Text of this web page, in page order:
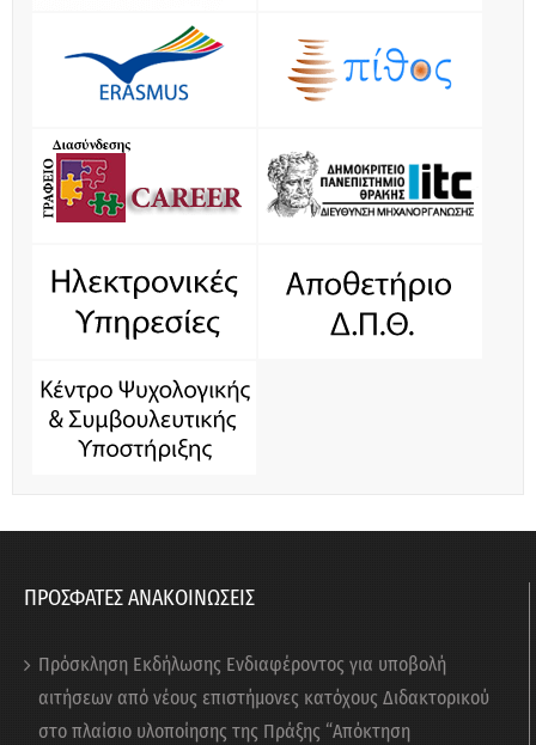
ΠΡΟΣΦΑΤΕΣ ΑΝΑΚΟΙΝΩΣΕΙΣ
Πρόσκληση Εκδήλωσης Ενδιαφέροντος για υποβολή
αιτήσεων από νέους επιστήμονες κατόχους Διδακτορικού
στο πλαίσιο υλοποίησης της Πράξης “Απόκτηση